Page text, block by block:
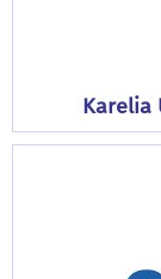
Karelia